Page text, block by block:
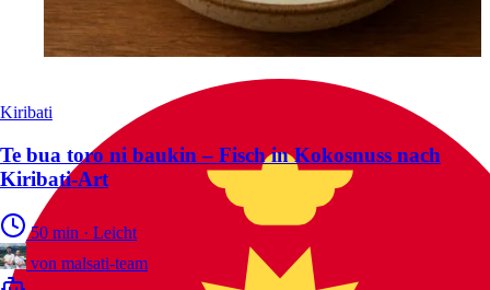
Kiribati
Te bua toro ni baukin – Fisch in Kokosnuss nach
Kiribati-Art
50 min · Leicht
von malsati-team